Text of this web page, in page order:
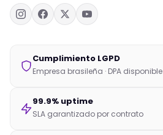
Cumplimiento LGPD
Empresa brasileña · DPA disponible
99.9% uptime
SLA garantizado por contrato